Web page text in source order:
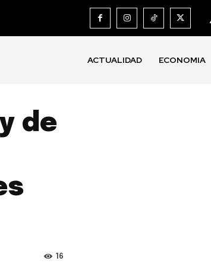
ACTUALIDAD ECONOMIA
de
16